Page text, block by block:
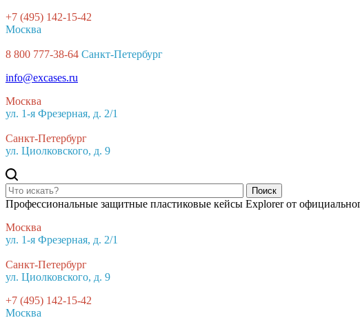
+7 (495) 142-15-42
Москва
8 800 777-38-64 Санкт-Петербург
info@excases.ru
Москва
ул. 1-я Фрезерная, д. 2/1
Санкт-Петербург
ул. Циолковского, д. 9
Поиск
Профессиональные защитные пластиковые кейсы Explorer от
Москва
ул. 1-я Фрезерная, д. 2/1
Санкт-Петербург
ул. Циолковского, д. 9
+7 (495) 142-15-42
Москва